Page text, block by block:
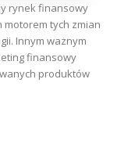
rynek finansowy
motorem tych zmian
Innym ważnym
finansowy
produktów